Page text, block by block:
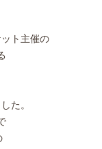
ト主催の
た。